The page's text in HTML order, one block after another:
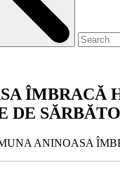
ÎMBRACĂ
DE
ANINOASA